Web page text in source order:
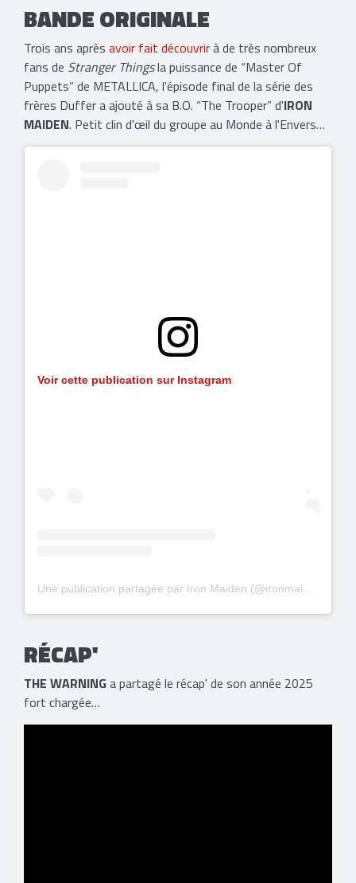
BANDE ORIGINALE
Trois ans après avoir fait découvrirà de très nombreux
fans de Stranger Thingsla puissance de “Master Of
Puppets” de METALLICA, l'épisode final de la série des
frères Duffer a ajouté à sa B.O. “The Trooper” d'IRON
MAIDEN. Petit clin d'œil du groupe au Monde à l'Envers…
Voir cette publication sur Instagram
RÉCAP'
THE WARNINGa partagé le récap' de son année 2025
fort chargée…